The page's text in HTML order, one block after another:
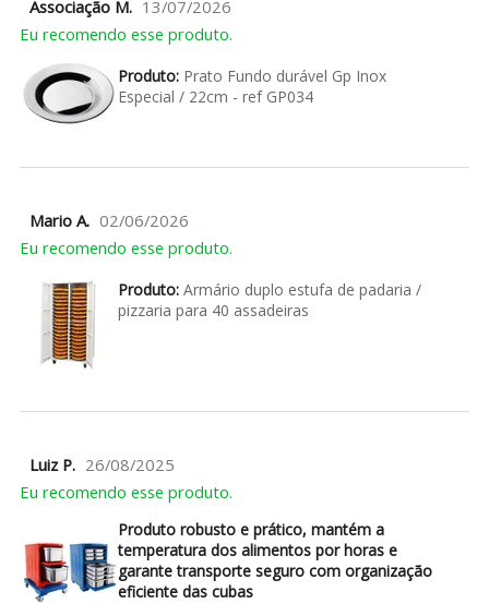
Associação M. 13/07/2026
Eu recomendo esse produto.
Produto:Prato Fundo durável Gp Inox
Especial / 22cm - ref GP034
Mario A. 02/06/2026
Eu recomendo esse produto.
Produto:Armário duplo estufa de padaria /
pizzaria para 40 assadeiras
Luiz P. 26/08/2025
Eu recomendo esse produto.
Produto robusto e prático, mantém a
temperatura dos alimentos por horas e
garante transporte seguro com organização
eficiente das cubas